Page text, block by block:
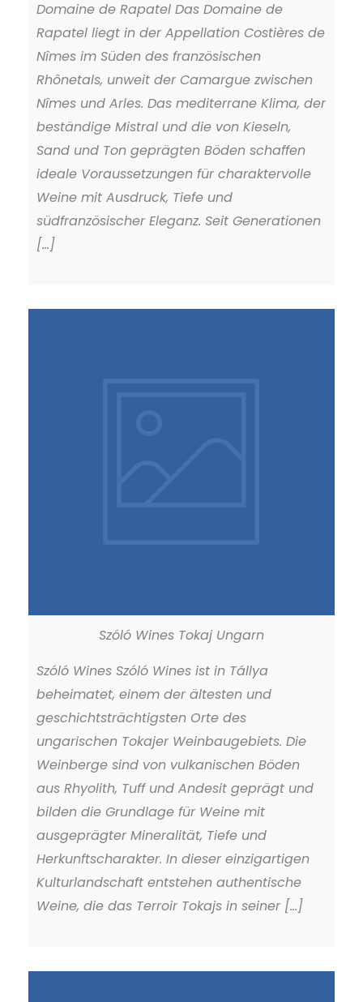
Domaine de Rapatel Das Domaine de
Rapatel liegt in der Appellation Costières de
Nîmes im Süden des französischen
Rhônetals, unweit der Camargue zwischen
Nîmes und Arles. Das mediterrane Klima, der
beständige Mistral und die von Kieseln,
Sand und Ton geprägten Böden schaffen
ideale Voraussetzungen für charaktervolle
Weine mit Ausdruck, Tiefe und
südfranzösischer Eleganz. Seit Generationen
[...]
Szóló Wines Tokaj Ungarn
Szóló Wines Szóló Wines ist in Tállya
beheimatet, einem der ältesten und
geschichtsträchtigsten Orte des
ungarischen Tokajer Weinbaugebiets. Die
Weinberge sind von vulkanischen Böden
aus Rhyolith, Tuff und Andesit geprägt und
bilden die Grundlage für Weine mit
ausgeprägter Mineralität, Tiefe und
Herkunftscharakter. In dieser einzigartigen
Kulturlandschaft entstehen authentische
Weine, die das Terroir Tokajs in seiner [...]